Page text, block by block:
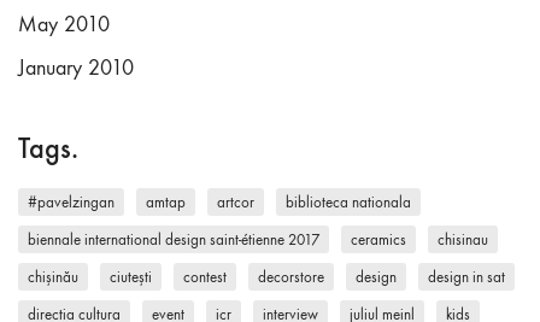
May 2010
January 2010
Tags.
#pavelzingan amtap artcor biblioteca nationala
biennale international design saint-étienne 2017 ceramics chisinau
chișinău ciutești contest decorstore design design in sat
directia cultura event icr interview juliul meinl kids